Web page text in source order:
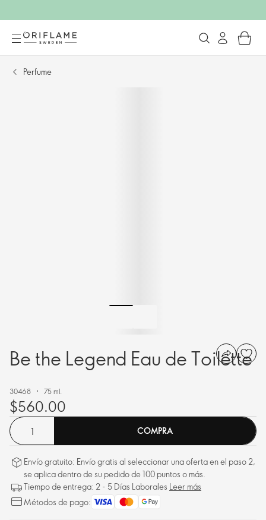
Perfume
Be the Legend Eau de Toilette
30468 75 ml.
$560.00
COMPRA
Envío gratuito: Envío gratis al seleccionar una oferta en el paso 2,
se aplica dentro de su pedido de 100 puntos o más.
Tiempo de entrega: 2 - 5 Días Laborales Leer más
Métodos de pago: